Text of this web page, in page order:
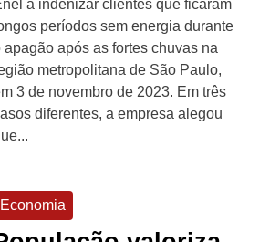
a indenizar clientes que ficaram
períodos sem energia durante
apagão após as fortes chuvas na
metropolitana de São Paulo,
3 de novembro de 2023. Em três
diferentes, a empresa alegou
Economia